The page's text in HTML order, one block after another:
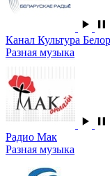
Канал Культура
Разная музыка
Радио Мак
Разная музыка